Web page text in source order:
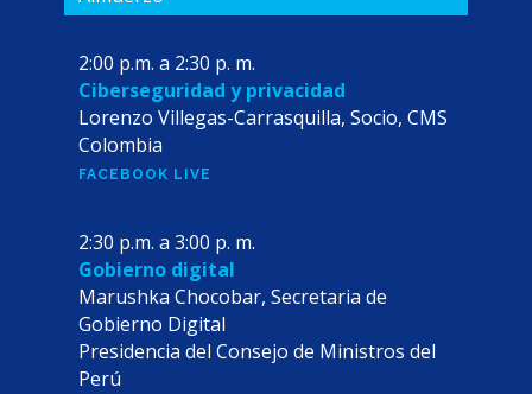
2:00 p.m. a 2:30 p. m.
Ciberseguridad y privacidad
Lorenzo Villegas-Carrasquilla, Socio, CMS
Colombia
FACEBOOK LIVE
2:30 p.m. a 3:00 p. m.
Gobierno digital
Marushka Chocobar, Secretaria de
Gobierno Digital
Presidencia del Consejo de Ministros del
Perú